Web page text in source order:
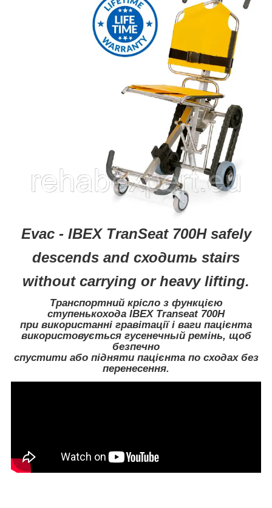
Evac - IBEX TranSeat 700H safely
descends and сходить stairs
without carrying or heavy lifting.
Транспортний крісло з функцією
ступенькохода IBEX Transeat 700H
при використанні гравітації і ваги пацієнта
використовується гусенечный ремінь, щоб
безпечно
спустити або підняти пацієнта по сходах без
перенесення.